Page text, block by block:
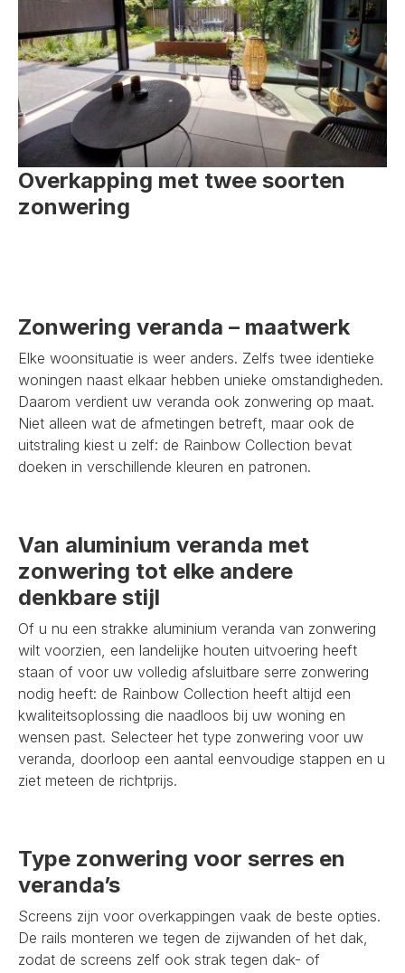
Overkapping met twee soorten
zonwering
Zonwering veranda – maatwerk
Elke woonsituatie is weer anders. Zelfs twee identieke
woningen naast elkaar hebben unieke omstandigheden.
Daarom verdient uw veranda ook zonwering op maat.
Niet alleen wat de afmetingen betreft, maar ook de
uitstraling kiest u zelf: de Rainbow Collection bevat
doeken in verschillende kleuren en patronen.
Van aluminium veranda met
zonwering tot elke andere
denkbare stijl
Of u nu een strakke aluminium veranda van zonwering
wilt voorzien, een landelijke houten uitvoering heeft
staan of voor uw volledig afsluitbare serre zonwering
nodig heeft: de Rainbow Collection heeft altijd een
kwaliteitsoplossing die naadloos bij uw woning en
wensen past. Selecteer het type zonwering voor uw
veranda, doorloop een aantal eenvoudige stappen en u
ziet meteen de richtprijs.
Type zonwering voor serres en
veranda’s
Screens zijn voor overkappingen vaak de beste opties.
De rails monteren we tegen de zijwanden of het dak,
zodat de screens zelf ook strak tegen dak- of